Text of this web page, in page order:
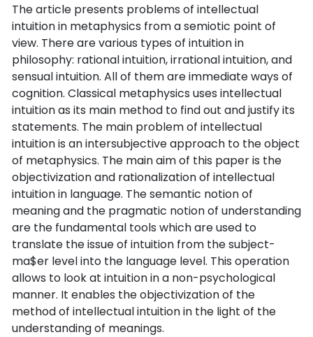
The article presents problems of intellectual
intuition in metaphysics from a semiotic point of
view. There are various types of intuition in
philosophy: rational intuition, irrational intuition, and
sensual intuition. All of them are immediate ways of
cognition. Classical metaphysics uses intellectual
intuition as its main method to find out and justify its
statements. The main problem of intellectual
intuition is an intersubjective approach to the object
of metaphysics. The main aim of this paper is the
objectivization and rationalization of intellectual
intuition in language. The semantic notion of
meaning and the pragmatic notion of understanding
are the fundamental tools which are used to
translate the issue of intuition from the subject-
ma$er level into the language level. This operation
allows to look at intuition in a non-psychological
manner. It enables the objectivization of the
method of intellectual intuition in the light of the
understanding of meanings.